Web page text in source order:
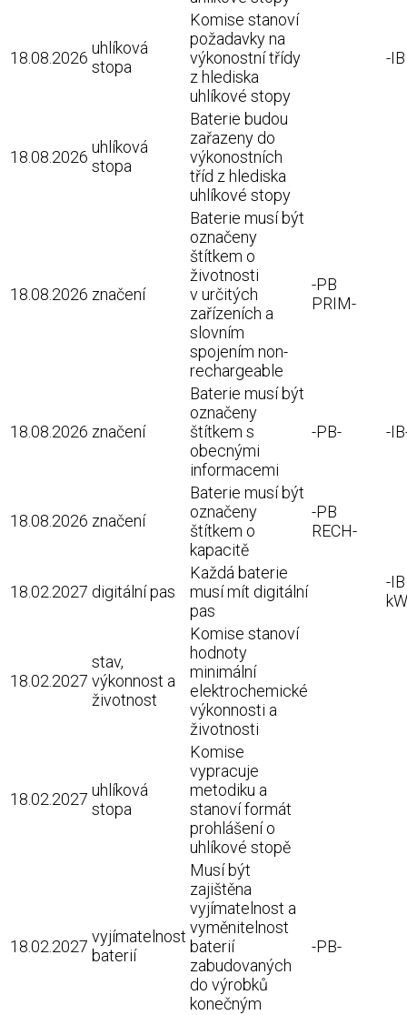
18.08.2026
uhlíková
stopa
Komise stanoví
požadavky na
výkonostní třídy
z hlediska
uhlíkové stopy
-
18.08.2026
uhlíková
stopa
Baterie budou
zařazeny do
výkonostních
tříd z hlediska
uhlíkové stopy
18.08.2026 značení
Baterie musí být
označeny
štítkem o
životnosti
v určitých
zařízeních a
slovním
spojením non-
rechargeable
-PB
PRIM-
18.08.2026 značení
Baterie musí být
označeny
štítkem s
obecnými
informacemi
-PB- -
18.08.2026 značení
Baterie musí být
označeny
štítkem o
kapacitě
-PB
RECH-
18.02.2027 digitální pas
Každá baterie
musí mít digitální
pas
-
18.02.2027
stav,
výkonnost a
životnost
Komise stanoví
hodnoty
minimální
elektrochemické
výkonnosti a
životnosti
18.02.2027 uhlíková
stopa
Komise
vypracuje
metodiku a
stanoví formát
prohlášení o
uhlíkové stopě
18.02.2027
vyjímatelnost
baterií
Musí být
zajištěna
vyjímatelnost a
vyměnitelnost
baterií
zabudovaných
do výrobků
konečným
-PB-